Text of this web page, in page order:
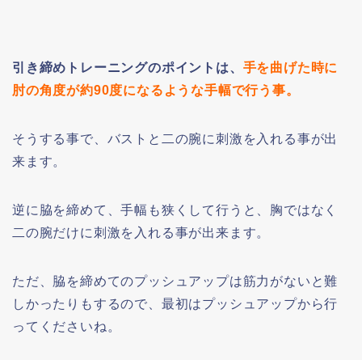
引き締めトレーニングのポイントは、 手を曲げた時に
肘の角度が約90度になるような手幅で行う事。
そうする事で、バストと二の腕に刺激を入れる事が出
来ます。
逆に脇を締めて、手幅も狭くして行うと、胸ではなく
二の腕だけに刺激を入れる事が出来ます。
ただ、脇を締めてのプッシュアップは筋力がないと難
しかったりもするので、最初はプッシュアップから行
ってくださいね。